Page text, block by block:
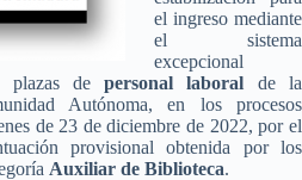
el ingreso mediante
el sistema
excepcional
depersonal laboral de la
Autónoma, en los procesos
de 23 de diciembre de 2022, por el
provisional obtenida por los
Auxiliar de Biblioteca.